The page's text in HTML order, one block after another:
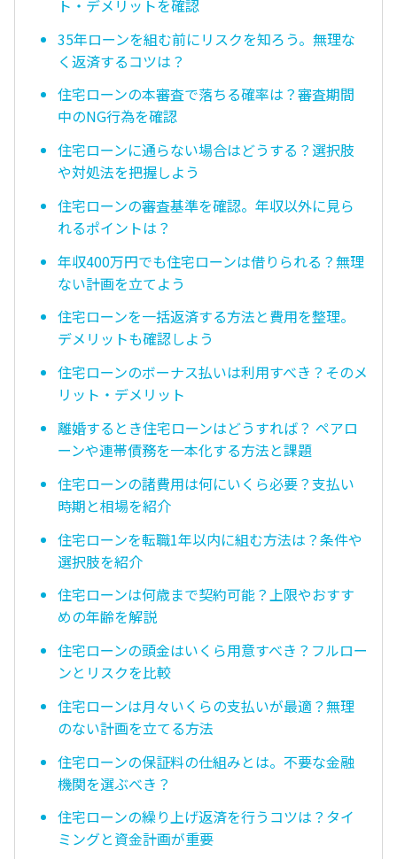
ト・デメリットを確認
35年ローンを組む前にリスクを知ろう。無理な
く返済するコツは？
住宅ローンの本審査で落ちる確率は？審査期間
中のNG行為を確認
住宅ローンに通らない場合はどうする？選択肢
や対処法を把握しよう
住宅ローンの審査基準を確認。年収以外に見ら
れるポイントは？
年収400万円でも住宅ローンは借りられる？無理
ない計画を立てよう
住宅ローンを一括返済する方法と費用を整理。
デメリットも確認しよう
住宅ローンのボーナス払いは利用すべき？そのメ
リット・デメリット
離婚するとき住宅ローンはどうすれば？ ペアロ
ーンや連帯債務を一本化する方法と課題
住宅ローンの諸費用は何にいくら必要？支払い
時期と相場を紹介
住宅ローンを転職1年以内に組む方法は？条件や
選択肢を紹介
住宅ローンは何歳まで契約可能？上限やおすす
めの年齢を解説
住宅ローンの頭金はいくら用意すべき？フルロー
ンとリスクを比較
住宅ローンは月々いくらの支払いが最適？無理
のない計画を立てる方法
住宅ローンの保証料の仕組みとは。不要な金融
機関を選ぶべき？
住宅ローンの繰り上げ返済を行うコツは？タイ
ミングと資金計画が重要